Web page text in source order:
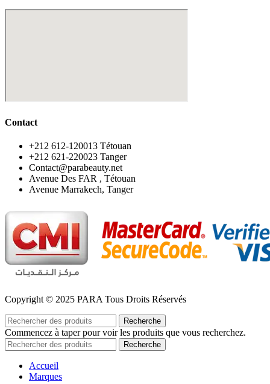
Contact
‪+212 612-120013 Tétouan
‪+212 621-220023 Tanger
Contact@parabeauty.net
Avenue Des FAR , Tétouan
Avenue Marrakech, Tanger
Copyright © 2025 PARA Tous Droits Réservés
Recherche
Commencez à taper pour voir les produits que vous recherchez.
Recherche
Accueil
Marques